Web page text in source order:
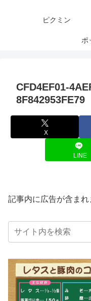
ピクミン
ポ
CFD4EF01-
8F842953FE79
X
LINE
記事内に広告が含まれ